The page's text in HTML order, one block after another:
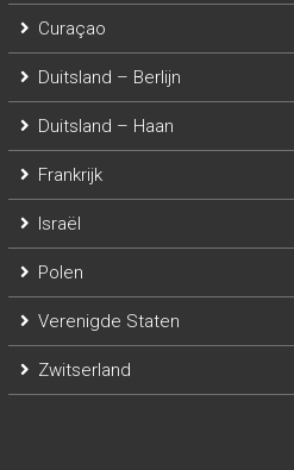
Curaçao
Duitsland – Berlijn
Duitsland – Haan
Frankrijk
Israël
Polen
Verenigde Staten
Zwitserland